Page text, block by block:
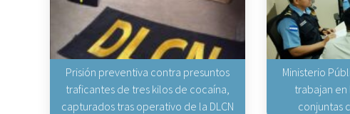
Prisión preventiva contra presuntos
traficantes de tres kilos de cocaína,
capturados tras operativo de la DLCN
Ministerio
trabajan
conjuntas